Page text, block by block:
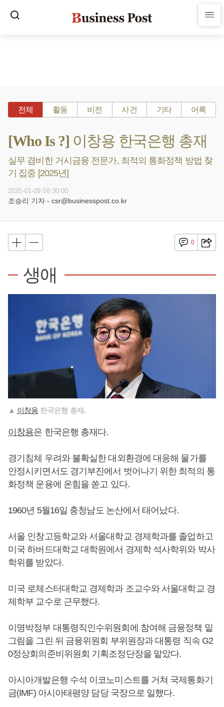
전체 활동 비전 사건 기타 어록
[Who Is ?] 이창용 한국은행 총재
실무 겸비한 거시금융 전문가, 최적의 통화정책 방법 찾
기 집중 [2025년]
2025-01-09 08:30:00
조승리 기자 - csr@businesspost.co.kr
0
생애
▲ 이창용 한국은행 총재.
이창용은 한국은행 총재다.
경기침체 우려와 불확실한 대외환경에 대응해 물가를
안정시키면서도 경기부진에서 벗어나기 위한 최적의 통
화정책 운용에 온힘을 쏟고 있다.
1960년 5월16일 충청남도 논산에서 태어났다.
서울 인창고등학교와 서울대학교 경제학과를 졸업하고
미국 하버드대학교 대학원에서 경제학 석사학위와 박사
학위를 받았다.
미국 로체스터대학교 경제학과 조교수와 서울대학교 경
제학부 교수로 근무했다.
이명박정부 대통령직인수위원회에 참여해 금융정책 밑
그림을 그린 뒤 금융위원회 부위원장과 대통령 직속 G2
0정상회의준비위원회 기획조정단장을 맡았다.
아시아개발은행 수석 이코노미스트를 거쳐 국제통화기
금(IMF) 아시아태평양 담당 국장으로 일했다.